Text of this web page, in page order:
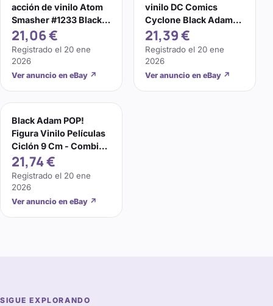
acción de vinilo Atom
Smasher #1233 Black
Adam DC Comics
21,06 €
Registrado el 20 ene
2026
Ver anuncio en eBay ↗
vinilo DC Comics
Cyclone Black Adam
#1234
21,39 €
Registrado el 20 ene
2026
Ver anuncio en eBay ↗
Black Adam POP!
Figura Vinilo Películas
Ciclón 9 Cm - Combina
Franqueo - Fuera de
Caja -
21,74 €
Registrado el 20 ene
2026
Ver anuncio en eBay ↗
SIGUE EXPLORANDO